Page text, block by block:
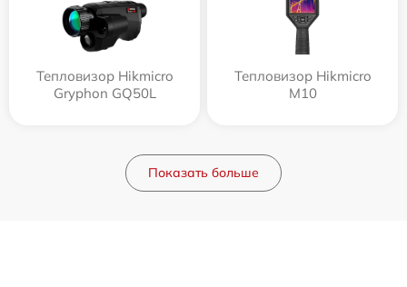
Тепловизор Hikmicro
Gryphon GQ50L
Тепловизор Hikmicro
M10
Показать больше